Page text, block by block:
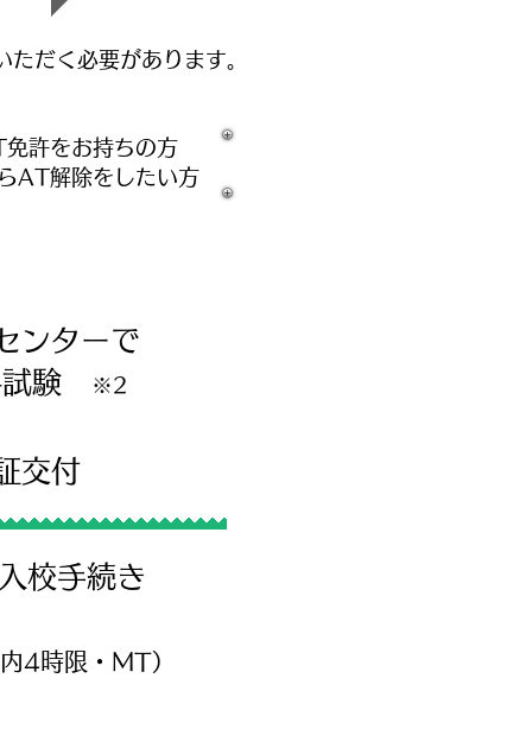
だく必要があります。
許をお持ちの方
AT解除をしたい方
ンターで
試験
※2
交付
校手続き
4時限・MT）